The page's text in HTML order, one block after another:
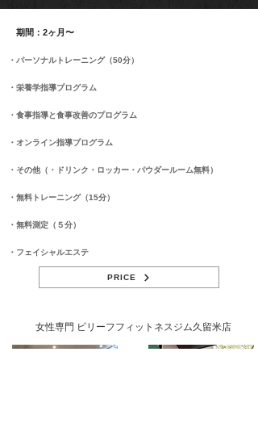
​期間：2ヶ月〜
​・パーソナルトレーニング（50分）
​・栄養学指導プログラム
​・食事指導と食事改善のプログラム
​・オンライン指導プログラム
​・その他（・ドリンク・ロッカー・パウダールーム無料）
​・無料トレーニング（15分）
​・無料測定（５分）
​・フェイシャルエステ
PRICE
女性専門 ビリーフフィットネスジム久留米店